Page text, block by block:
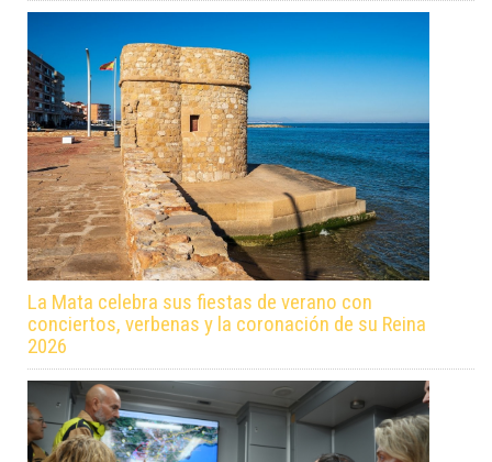
La Mata celebra sus fiestas de verano con
conciertos, verbenas y la coronación de su Reina
2026